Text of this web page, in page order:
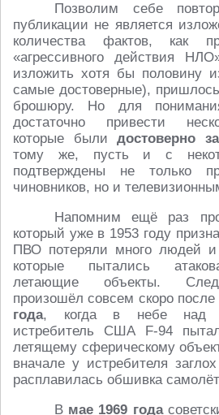
Позволим себе
публикации не является
количества фактов, как
«агрессивного действия
изложить хотя бы половину
самые достоверные),
брошюру. Но для
достаточно привести
которые былидостоверно
тому же, пусть и с
подтверждены не только
чиновников, но и
Напомним ещё раз
который уже в 1953 году
ПВО потеряли много людей и
которые пытались
летающие объекты.
произошёл совсем скоро после
года, когда в небе над
истребитель США F-94
летящему сферическому
вначале у истребителя
расплавилась обшивка
В мае 1969 года